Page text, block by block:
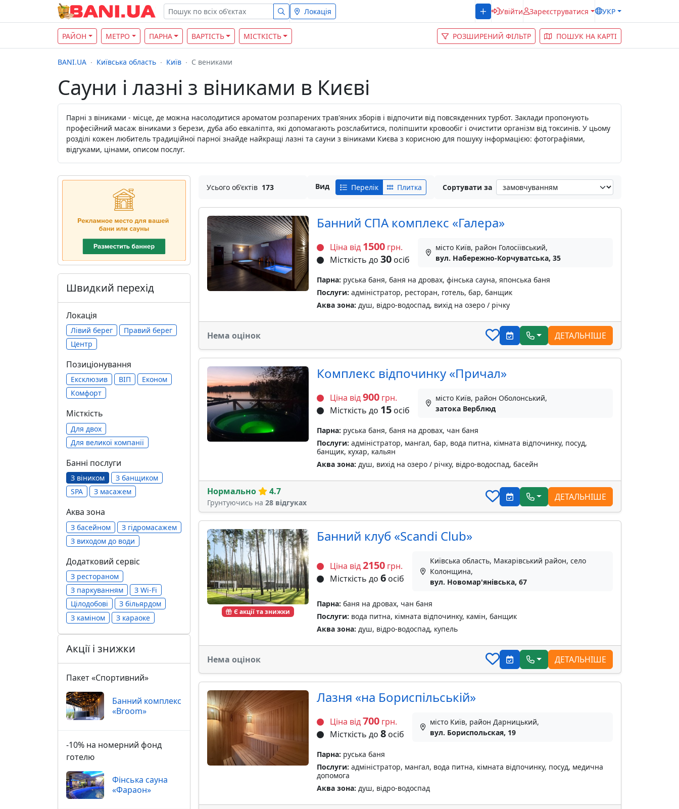
Локація Увійти Зареєструватися УКР
РАЙОН МЕТРО ПАРНА ВАРТІСТЬ МІСТКІСТЬ РОЗШИРЕНИЙ ФІЛЬТР ПОШУК НА КАРТІ
BANI.UA Київська область Київ С вениками
Сауни і лазні з віниками в Києві
Парні з віниками - місце, де можна насолодитися ароматом розпарених трав'яних зборів і відпочити від повсякденних турбот. Заклади пропонують
професійний масаж віниками з берези, дуба або евкаліпта, які допомагають розслабитися, поліпшити кровообіг і очистити організм від токсинів. У цьому
розділі кожен любитель традиційної парної знайде найкращі лазні та сауни з віниками Києва з корисною для пошуку інформацією: фотографіями,
відгуками, цінами, описом послуг.
Усього об'єктів 173 Вид Перелік Плитка Сортувати за
Банний СПА комплекс «Галера»
Ціна від 1500грн.
Місткість до 30осіб
місто Київ, район Голосіївський,
вул. Набережно-Корчуватська, 35
Парна: руська баня, баня на дровах, фінська сауна, японська баня
Послуги: адміністратор, ресторан, готель, бар, банщик
Аква зона: душ, відро-водоспад, вихід на озеро / річку
Нема оцінок ДЕТАЛЬНІШЕ
Комплекс відпочинку «Причал»
Ціна від900грн.
Місткість до 15осіб
місто Київ, район Оболонський,
затока Верблюд
Парна: руська баня, баня на дровах, чан баня
Послуги: адміністратор, мангал, бар, вода питна, кімната відпочинку, посуд,
банщик, кухар, кальян
Аква зона: душ, вихід на озеро / річку, відро-водоспад, басейн
Нормально 4.7
Грунтуючись на 28 відгуках
ДЕТАЛЬНІШЕ
Є акції та знижки
Банний клуб «Scandi Club»
Ціна від2150грн.
Місткість до 6осіб
Київська область, Макарівський район, село
Колонщина,
вул. Новомар'янівська, 67
Парна: баня на дровах, чан баня
Послуги: вода питна, кімната відпочинку, камін, банщик
Аква зона: душ, відро-водоспад, купель
Нема оцінок ДЕТАЛЬНІШЕ
Лазня «на Бориспільській»
Ціна від700грн.
Місткість до 8осіб
місто Київ, район Дарницький,
вул. Бориспольская, 19
Парна: руська баня
Послуги: адміністратор, мангал, вода питна, кімната відпочинку, посуд, медична
допомога
Аква зона: душ, відро-водоспад
Швидкий перехід
Локація
Лівий берег
Правий берег
Центр
Позиціонування
Ексклюзив ВІП
Економ
Комфорт
Місткість
Для двох
Для великої компанії
Банні послуги
З віником
З банщиком
SPA
З масажем
Аква зона
З басейном
З гідромасажем
З виходом до води
Додатковий сервіс
З рестораном
З паркуванням
З Wi-Fi
Цілодобові
З більярдом
З каміном
З караоке
Акції і знижки
Пакет «Спортивний»
Банний комплекс
«Broom»
-10% на номерний фонд
готелю
Фінська сауна
«Фараон»